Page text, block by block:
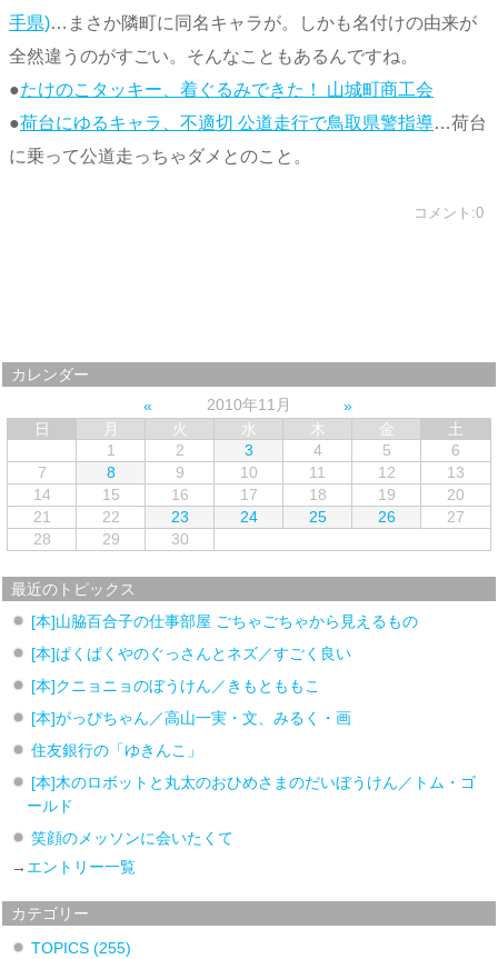
手県)…まさか隣町に同名キャラが。しかも名付けの由来が
全然違うのがすごい。そんなこともあるんですね。
●たけのこタッキー、着ぐるみできた！ 山城町商工会
●荷台にゆるキャラ、不適切 公道走行で鳥取県警指導…荷台
に乗って公道走っちゃダメとのこと。
コメント:0
カレンダー
2010年11月
日
月 火 水 木 金
土
1
2 3 4 5
6
7
8 9 10 11 12
13
14
15 16 17 18 19
20
21
22 23 24 25 26
27
28
29 30
最近のトピックス
[本]山脇百合子の仕事部屋 ごちゃごちゃから見えるもの
[本]ぱくぱくやのぐっさんとネズ／すごく良い
[本]クニョニョのぼうけん／きもとももこ
[本]がっぴちゃん／高山一実・文、みるく・画
住友銀行の「ゆきんこ」
[本]木のロボットと丸太のおひめさまのだいぼうけん／トム・ゴ
ールド
笑顔のメッソンに会いたくて
→ エントリー一覧
カテゴリー
TOPICS(255)